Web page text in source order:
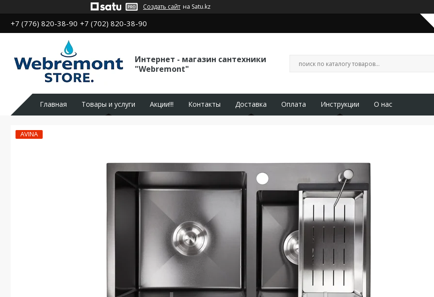
Создать сайт на Satu.kz
+7 (776) 820-38-90 +7 (702) 820-38-90
Интернет - магазин сантехники
"Webremont"
Главная Товары и услуги Акции!!! Контакты Доставка Оплата Инструкции О нас
AVINA